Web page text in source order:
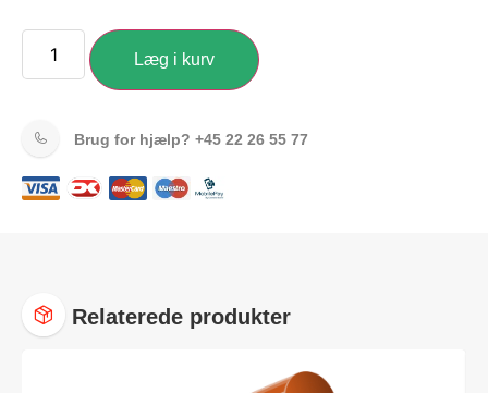
Læg i kurv
Brug for hjælp? +45 22 26 55 77
Relaterede produkter